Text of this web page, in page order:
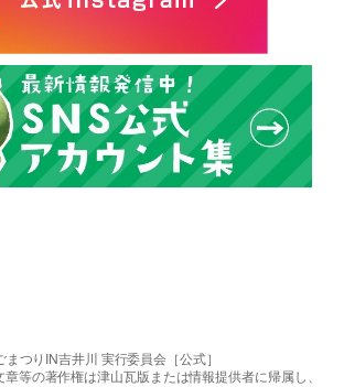
つりIN吉井川 実行委員会［公式］
等の著作権は津山瓦版または情報提供者に帰属し、